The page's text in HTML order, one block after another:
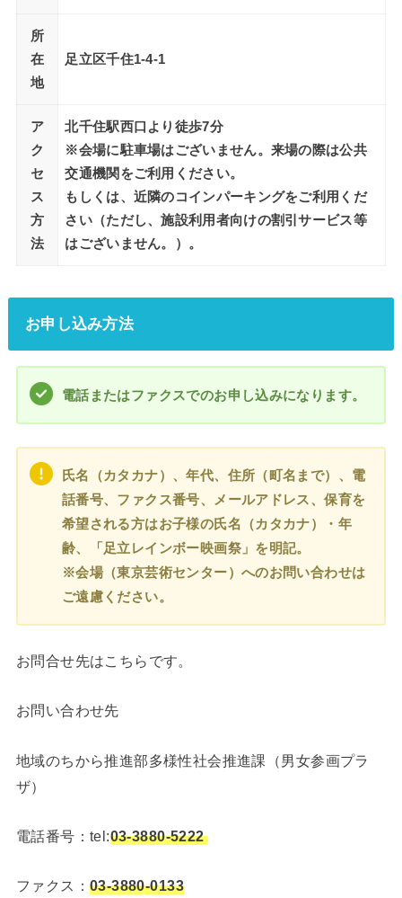
所
在
地
足立区千住1-4-1
ア
ク
セ
ス
方
法
北千住駅西口より徒歩7分
※会場に駐車場はございません。来場の際は公共
交通機関をご利用ください。
もしくは、近隣のコインパーキングをご利用くだ
さい（ただし、施設利用者向けの割引サービス等
はございません。）。
お申し込み方法
電話またはファクスでのお申し込みになります。
氏名（カタカナ）、年代、住所（町名まで）、電
話番号、ファクス番号、メールアドレス、保育を
希望される方はお子様の氏名（カタカナ）・年
齢、「足立レインボー映画祭」を明記。
※会場（東京芸術センター）へのお問い合わせは
ご遠慮ください。
お問合せ先はこちらです。
お問い合わせ先
地域のちから推進部多様性社会推進課（男女参画プラ
ザ）
電話番号：tel:03-3880-5222
ファクス： 03-3880-0133